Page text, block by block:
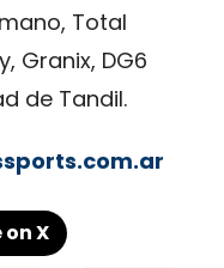
Total
Granix, DG6
de Tandil.
on X